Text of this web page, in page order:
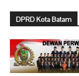
DPRD Kota Batam